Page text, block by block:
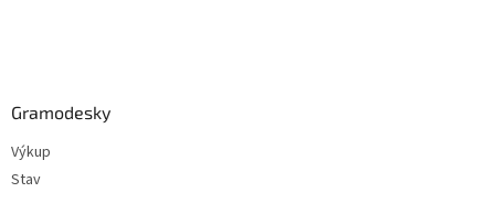
Gramodesky
Výkup
Stav